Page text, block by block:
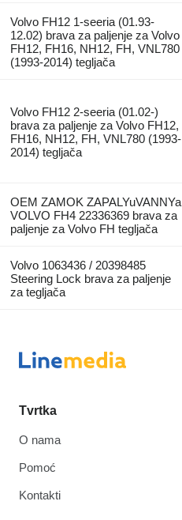
Volvo FH12 1-seeria (01.93-
12.02) brava za paljenje za Volvo
FH12, FH16, NH12, FH, VNL780
(1993-2014) tegljača
Volvo FH12 2-seeria (01.02-)
brava za paljenje za Volvo FH12,
FH16, NH12, FH, VNL780 (1993-
2014) tegljača
OEM ZAMOK ZAPALYuVANNYa
VOLVO FH4 22336369 brava za
paljenje za Volvo FH tegljača
Volvo 1063436 / 20398485
Steering Lock brava za paljenje
za tegljača
Tvrtka
O nama
Pomoć
Kontakti